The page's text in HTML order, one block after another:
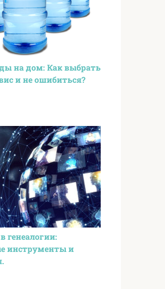
на дом: Как выбрать
и не ошибиться?
генеалогии:
инструменты и